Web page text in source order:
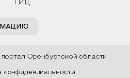
ТИЦ
Оренбургской области
конфиденциальности